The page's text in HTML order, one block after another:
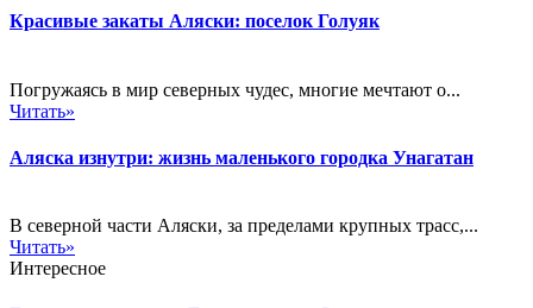
Красивые закаты Аляски: поселок Голуяк
Погружаясь в мир северных чудес, многие мечтают о...
Читать»
Аляска изнутри: жизнь маленького городка Унагатан
В северной части Аляски, за пределами крупных трасс,...
Читать»
Интересное